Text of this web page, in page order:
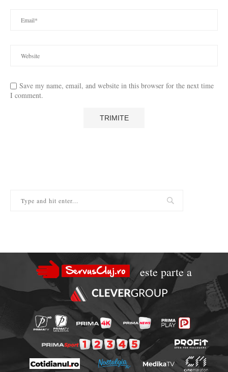
Save my name, email, and website in this browser for the next time
I comment.
este parte a